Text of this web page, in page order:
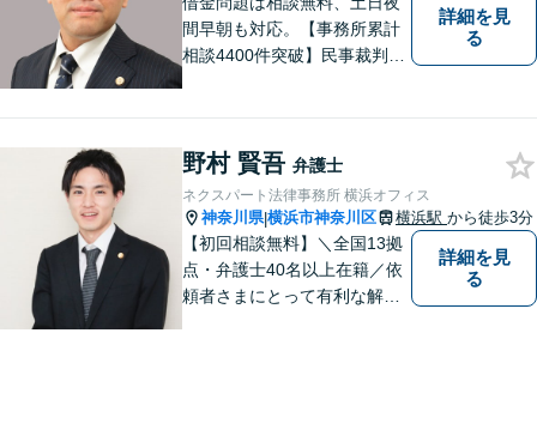
間早朝も対応。【事務所累計
相談4400件突破】民事裁判／
詳細を見
る
野村 賢吾 弁護士
ネクスパート法律事務所 横浜オフィス
神奈川県|横浜市神奈川区 横浜駅 から徒歩3分
【初回相談無料】＼全国13拠
点・弁護士40名以上在籍／依
頼者さまにとって有利な解決
詳細を見
る